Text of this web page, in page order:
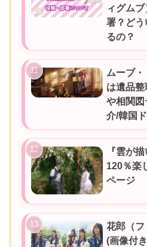
ィグム
署？どう
るの？
ムーブ
は遺品整
や相関
介/韓国
『雲が
120％楽
ページ
花郎（フ
(画像付